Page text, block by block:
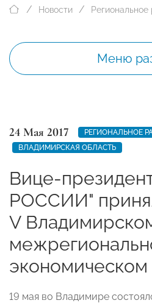
Новости Региональное
Меню
24 Мая 2017
РЕГИОНАЛЬНОЕ
ВЛАДИМИРСКАЯ ОБЛАСТЬ
Вице-
РОССИИ"
V
19 мая во Владимире